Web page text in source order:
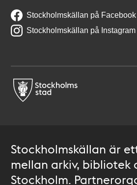
Stockholmskällan på Facebook
Stockholmskällan på Instagram
Stockholmskällan är
mellan arkiv, bibliotek
Stockholm.